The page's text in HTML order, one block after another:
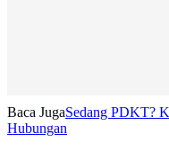
Baca JugaSedang PDKT?
Hubungan